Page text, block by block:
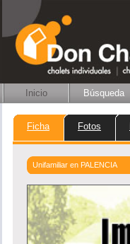
Inicio Búsqueda
Ficha Fotos
Unifamiliar en PALENCIA